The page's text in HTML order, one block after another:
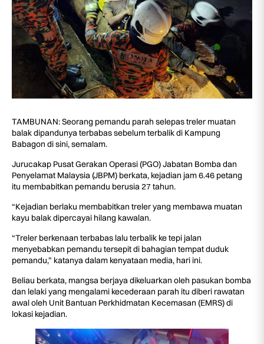
TAMBUNAN: Seorang pemandu parah selepas treler muatan
balak dipandunya terbabas sebelum terbalik di Kampung
Babagon di sini, semalam.
Jurucakap Pusat Gerakan Operasi (PGO) Jabatan Bomba dan
Penyelamat Malaysia (JBPM) berkata, kejadian jam 6.46 petang
itu membabitkan pemandu berusia 27 tahun.
“Kejadian berlaku membabitkan treler yang membawa muatan
kayu balak dipercayai hilang kawalan.
“Treler berkenaan terbabas lalu terbalik ke tepi jalan
menyebabkan pemandu tersepit di bahagian tempat duduk
pemandu,” katanya dalam kenyataan media, hari ini.
Beliau berkata, mangsa berjaya dikeluarkan oleh pasukan bomba
dan lelaki yang mengalami kecederaan parah itu diberi rawatan
awal oleh Unit Bantuan Perkhidmatan Kecemasan (EMRS) di
lokasi kejadian.